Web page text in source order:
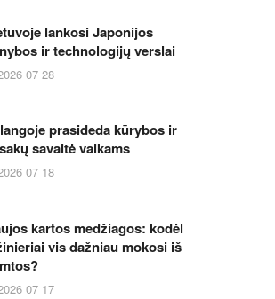
lankosi Japonijos
ir technologijų verslai
07 28
prasideda kūrybos ir
savaitė vaikams
07 18
kartos medžiagos: kodėl
vis dažniau mokosi iš
07 17